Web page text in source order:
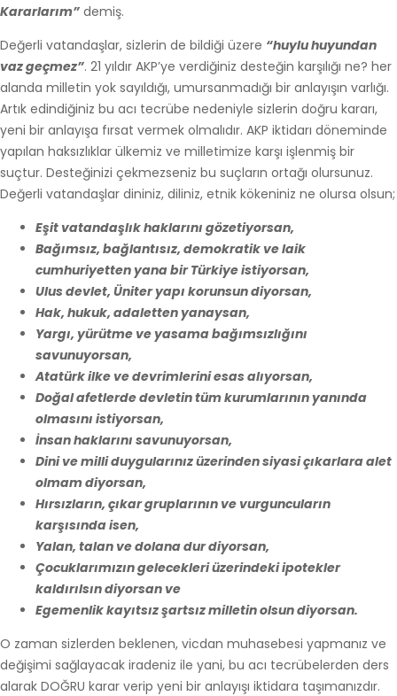
Kararlarım” demiş.
Değerli vatandaşlar, sizlerin de bildiği üzere “huylu huyundan
vaz geçmez”. 21 yıldır AKP’ye verdiğiniz desteğin karşılığı ne? her
alanda milletin yok sayıldığı, umursanmadığı bir anlayışın varlığı.
Artık edindiğiniz bu acı tecrübe nedeniyle sizlerin doğru kararı,
yeni bir anlayışa fırsat vermek olmalıdır. AKP iktidarı döneminde
yapılan haksızlıklar ülkemiz ve milletimize karşı işlenmiş bir
suçtur. Desteğinizi çekmezseniz bu suçların ortağı olursunuz.
Değerli vatandaşlar dininiz, diliniz, etnik kökeniniz ne olursa olsun;
Eşit vatandaşlık haklarını gözetiyorsan,
Bağımsız, bağlantısız, demokratik ve laik
cumhuriyetten yana bir Türkiye istiyorsan,
Ulus devlet, Üniter yapı korunsun diyorsan,
Hak, hukuk, adaletten yanaysan,
Yargı, yürütme ve yasama bağımsızlığını
savunuyorsan,
Atatürk ilke ve devrimlerini esas alıyorsan,
Doğal afetlerde devletin tüm kurumlarının yanında
olmasını istiyorsan,
İnsan haklarını savunuyorsan,
Dini ve milli duygularınız üzerinden siyasi çıkarlara alet
olmam diyorsan,
Hırsızların, çıkar gruplarının ve vurguncuların
karşısında isen,
Yalan, talan ve dolana dur diyorsan,
Çocuklarımızın gelecekleri üzerindeki ipotekler
kaldırılsın diyorsan ve
Egemenlik kayıtsız şartsız milletin olsun diyorsan.
O zaman sizlerden beklenen, vicdan muhasebesi yapmanız ve
değişimi sağlayacak iradeniz ile yani, bu acı tecrübelerden ders
alarak DOĞRU karar verip yeni bir anlayışı iktidara taşımanızdır.